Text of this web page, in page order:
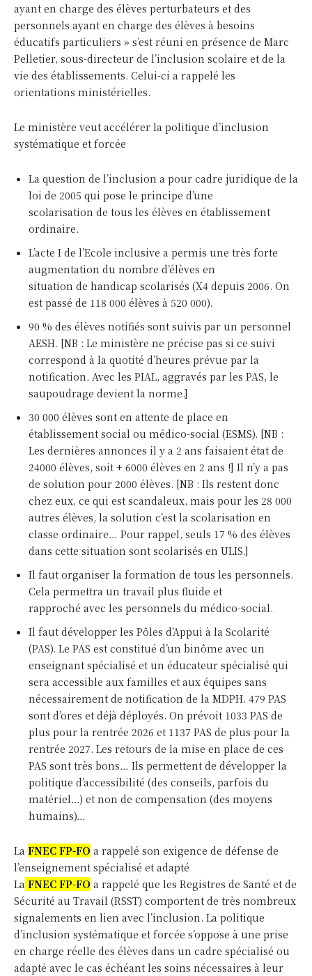
ayant en charge des élèves perturbateurs et des
personnels ayant en charge des élèves à besoins
éducatifs particuliers » s’est réuni en présence de Marc
Pelletier, sous-directeur de l’inclusion scolaire et de la
vie des établissements. Celui-ci a rappelé les
orientations ministérielles.
Le ministère veut accélérer la politique d’inclusion
systématique et forcée
La question de l’inclusion a pour cadre juridique de la
loi de 2005 qui pose le principe d’une
scolarisation de tous les élèves en établissement
ordinaire.
L’acte I de l’Ecole inclusive a permis une très forte
augmentation du nombre d’élèves en
situation de handicap scolarisés (X4 depuis 2006. On
est passé de 118 000 élèves à 520 000).
90 % des élèves notifiés sont suivis par un personnel
AESH. [NB : Le ministère ne précise pas si ce suivi
correspond à la quotité d’heures prévue par la
notification. Avec les PIAL, aggravés par les PAS, le
saupoudrage devient la norme.]
30 000 élèves sont en attente de place en
établissement social ou médico-social (ESMS). [NB :
Les dernières annonces il y a 2 ans faisaient état de
24000 élèves, soit + 6000 élèves en 2 ans !] Il n’y a pas
de solution pour 2000 élèves. [NB : Ils restent donc
chez eux, ce qui est scandaleux, mais pour les 28 000
autres élèves, la solution c’est la scolarisation en
classe ordinaire… Pour rappel, seuls 17 % des élèves
dans cette situation sont scolarisés en ULIS.]
Il faut organiser la formation de tous les personnels.
Cela permettra un travail plus fluide et
rapproché avec les personnels du médico-social.
Il faut développer les Pôles d’Appui à la Scolarité
(PAS). Le PAS est constitué d’un binôme avec un
enseignant spécialisé et un éducateur spécialisé qui
sera accessible aux familles et aux équipes sans
nécessairement de notification de la MDPH. 479 PAS
sont d’ores et déjà déployés. On prévoit 1033 PAS de
plus pour la rentrée 2026 et 1137 PAS de plus pour la
rentrée 2027. Les retours de la mise en place de ces
PAS sont très bons… Ils permettent de développer la
politique d’accessibilité (des conseils, parfois du
matériel…) et non de compensation (des moyens
humains)…
La FNEC FP-FO a rappelé son exigence de défense de
l’enseignement spécialisé et adapté
La FNEC FP-FO a rappelé que les Registres de Santé et de
Sécurité au Travail (RSST) comportent de très nombreux
signalements en lien avec l’inclusion. La politique
d’inclusion systématique et forcée s’oppose à une prise
en charge réelle des élèves dans un cadre spécialisé ou
adapté avec le cas échéant les soins nécessaires à leur